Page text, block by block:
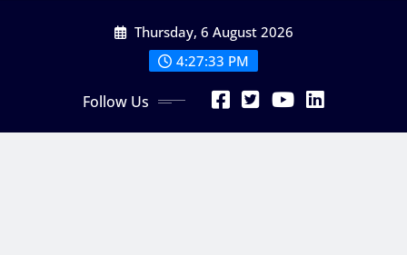
Thursday, 6 August 2026
4:27:34 PM
Follow Us